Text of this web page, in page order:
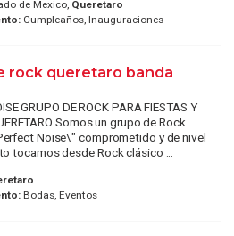
de Mexico, Queretaro
Cumpleaños, Inauguraciones
rock queretaro banda
GRUPO DE ROCK PARA FIESTAS Y
Somos un grupo de Rock
Noise\" comprometido y de nivel
tocamos desde Rock clásico ...
Bodas, Eventos